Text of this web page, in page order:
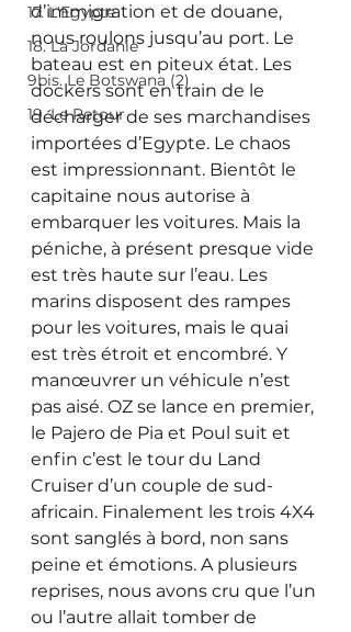
17. L'Egypte
18. La Jordanie
9bis. Le Botswana (2)
19. Le Retour
d’immigration et de douane,
nous roulons jusqu’au port. Le
bateau est en piteux état. Les
dockers sont en train de le
décharger de ses marchandises
importées d’Egypte. Le chaos
est impressionnant. Bientôt le
capitaine nous autorise à
embarquer les voitures. Mais la
péniche, à présent presque vide
est très haute sur l’eau. Les
marins disposent des rampes
pour les voitures, mais le quai
est très étroit et encombré. Y
manœuvrer un véhicule n’est
pas aisé. OZ se lance en premier,
le Pajero de Pia et Poul suit et
enfin c’est le tour du Land
Cruiser d’un couple de sud-
africain. Finalement les trois 4X4
sont sanglés à bord, non sans
peine et émotions. A plusieurs
reprises, nous avons cru que l’un
ou l’autre allait tomber de